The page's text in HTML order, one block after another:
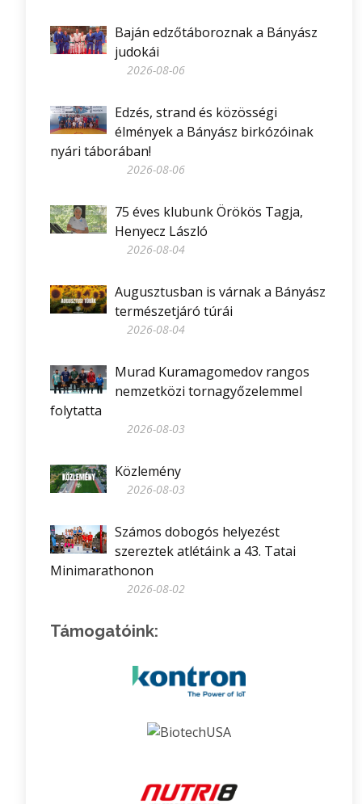
Baján edzőtáboroznak a Bányász
judokái
2026-08-06
Edzés, strand és közösségi
élmények a Bányász birkózóinak
nyári táborában!
2026-08-06
75 éves klubunk Örökös Tagja,
Henyecz László
2026-08-04
Augusztusban is várnak a Bányász
természetjáró túrái
2026-08-04
Murad Kuramagomedov rangos
nemzetközi tornagyőzelemmel
folytatta
2026-08-03
Közlemény
2026-08-03
Számos dobogós helyezést
szereztek atlétáink a 43. Tatai
Minimarathonon
2026-08-02
Támogatóink: